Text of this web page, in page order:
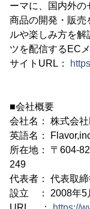
ーマに、国内外
商品の開発・販売
ルや楽しみ方を
ツを配信するEC
サイトURL：
■会社概要
会社名： 株式会
英語名：
所在地： 〒604-
249
代表者： 代表取
設立 ： 2008年5